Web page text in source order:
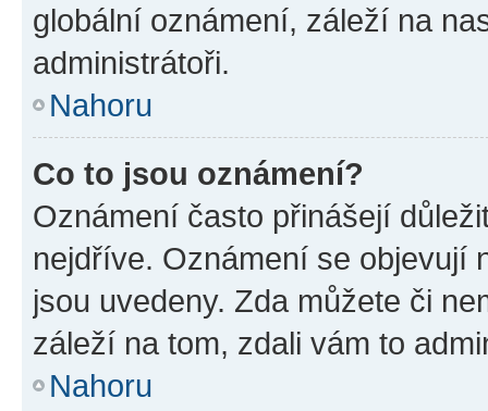
globální oznámení, záleží na
administrátoři.
Nahoru
Co to jsou oznámení?
Oznámení často přinášejí
nejdříve. Oznámení se objevují
jsou uvedeny. Zda můžete či
záleží na tom, zdali vám to
Nahoru